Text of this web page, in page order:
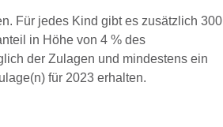
Für jedes Kind gibt es zusätzlich 300
in Höhe von 4 % des
der Zulagen und mindestens ein
für 2023 erhalten.